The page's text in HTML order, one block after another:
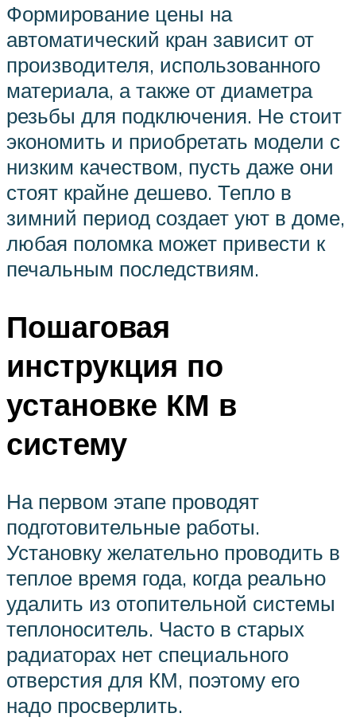
Формирование цены на
автоматический кран зависит от
производителя, использованного
материала, а также от диаметра
резьбы для подключения. Не стоит
экономить и приобретать модели с
низким качеством, пусть даже они
стоят крайне дешево. Тепло в
зимний период создает уют в доме,
любая поломка может привести к
печальным последствиям.
Пошаговая
инструкция по
установке КМ в
систему
На первом этапе проводят
подготовительные работы.
Установку желательно проводить в
теплое время года, когда реально
удалить из отопительной системы
теплоноситель. Часто в старых
радиаторах нет специального
отверстия для КМ, поэтому его
надо просверлить.